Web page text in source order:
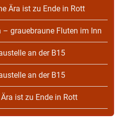
Ära ist zu Ende in Rott
– grauebraune Fluten im Inn
an der B15
an der B15
Ära ist zu Ende in Rott